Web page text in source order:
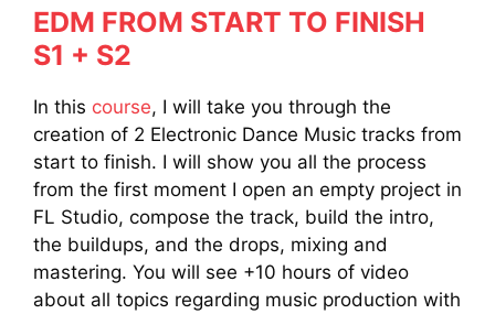
EDM FROM START TO FINISH
S1 + S2
In this course, I will take you through the
creation of 2 Electronic Dance Music tracks from
start to finish. I will show you all the process
from the first moment I open an empty project in
FL Studio, compose the track, build the intro,
the buildups, and the drops, mixing and
mastering. You will see +10 hours of video
about all topics regarding music production with